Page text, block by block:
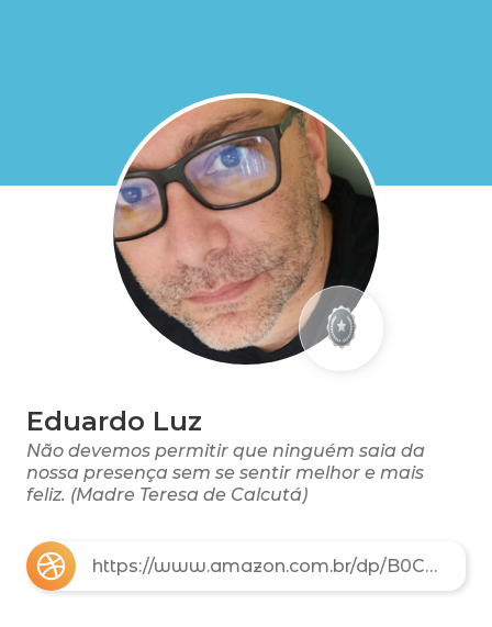
Eduardo Luz
Não devemos permitir que ninguém saia da
nossa presença sem se sentir melhor e mais
feliz. (Madre Teresa de Calcutá)
https://www.amazon.com.br/dp/B0CWD9Y3KV